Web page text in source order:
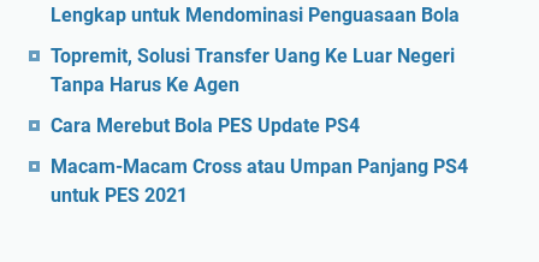
Lengkap untuk Mendominasi Penguasaan Bola
Topremit, Solusi Transfer Uang Ke Luar Negeri
Tanpa Harus Ke Agen
Cara Merebut Bola PES Update PS4
Macam-Macam Cross atau Umpan Panjang PS4
untuk PES 2021